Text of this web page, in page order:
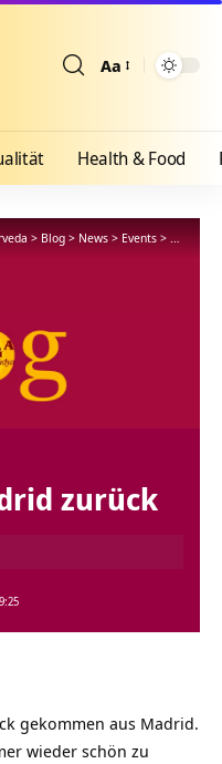
Aa
Health & Food
> Blog > News > Events > Sukadev
zurück
gekommen aus Madrid.
wieder schön zu